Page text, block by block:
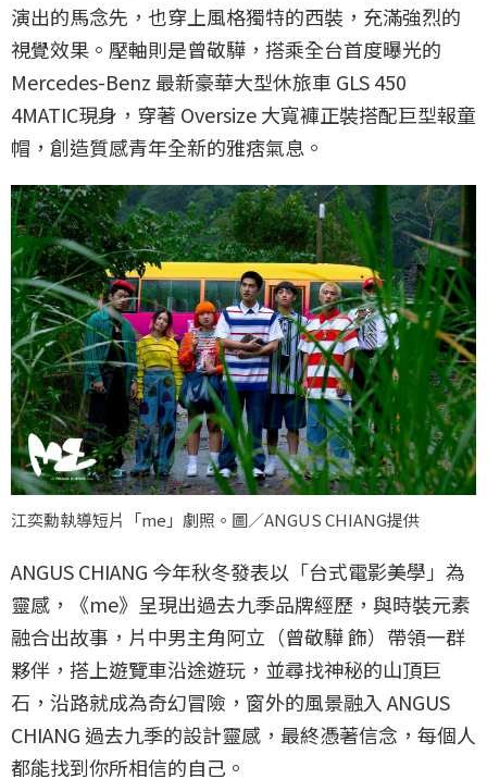
演出的馬念先，也穿上風格獨特的西裝，充滿強烈的
視覺效果。壓軸則是曾敬驊，搭乘全台首度曝光的
Mercedes-Benz 最新豪華大型休旅車 GLS 450
4MATIC現身，穿著 Oversize 大寬褲正裝搭配巨型報童
帽，創造質感青年全新的雅痞氣息。
江奕勳執導短片「me」劇照。圖／ANGUS CHIANG提供
ANGUS CHIANG 今年秋冬發表以「台式電影美學」為
靈感，《me》呈現出過去九季品牌經歷，與時裝元素
融合出故事，片中男主角阿立（曾敬驊 飾）帶領一群
夥伴，搭上遊覽車沿途遊玩，並尋找神秘的山頂巨
石，沿路就成為奇幻冒險，窗外的風景融入 ANGUS
CHIANG 過去九季的設計靈感，最終憑著信念，每個人
都能找到你所相信的自己。